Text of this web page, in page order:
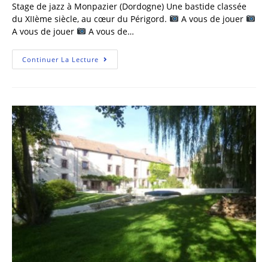
Stage de jazz à Monpazier (Dordogne) Une bastide classée
du XIIème siècle, au cœur du Périgord.
A vous de jouer
A vous de jouer
A vous de…
Continuer La Lecture